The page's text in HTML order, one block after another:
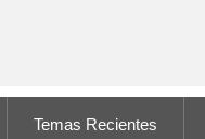
Temas Recientes